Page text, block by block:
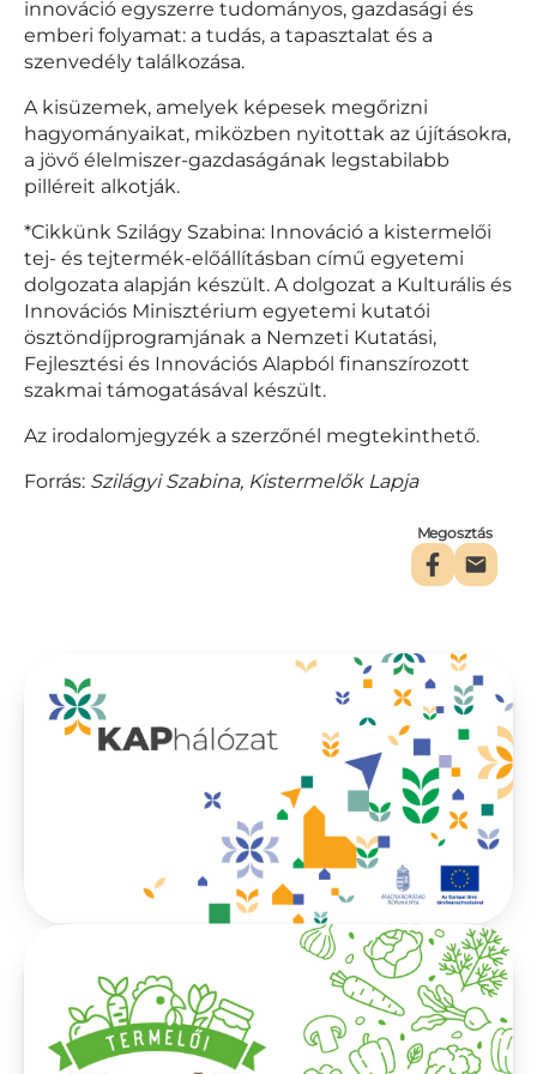
innováció egyszerre tudományos, gazdasági és
emberi folyamat: a tudás, a tapasztalat és a
szenvedély találkozása.
A kisüzemek, amelyek képesek megőrizni
hagyományaikat, miközben nyitottak az újításokra,
a jövő élelmiszer-gazdaságának legstabilabb
pilléreit alkotják.
*Cikkünk Szilágy Szabina: Innováció a kistermelői
tej- és tejtermék-előállításban című egyetemi
dolgozata alapján készült. A dolgozat a Kulturális és
Innovációs Minisztérium egyetemi kutatói
ösztöndíjprogramjának a Nemzeti Kutatási,
Fejlesztési és Innovációs Alapból finanszírozott
szakmai támogatásával készült.
Az irodalomjegyzék a szerzőnél megtekinthető.
Forrás: Szilágyi Szabina, Kistermelők Lapja
Megosztás